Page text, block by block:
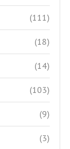
(111)
(18)
(14)
(103)
(9)
(3)